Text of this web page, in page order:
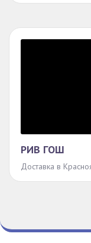
РИВ ГОШ
Доставка в